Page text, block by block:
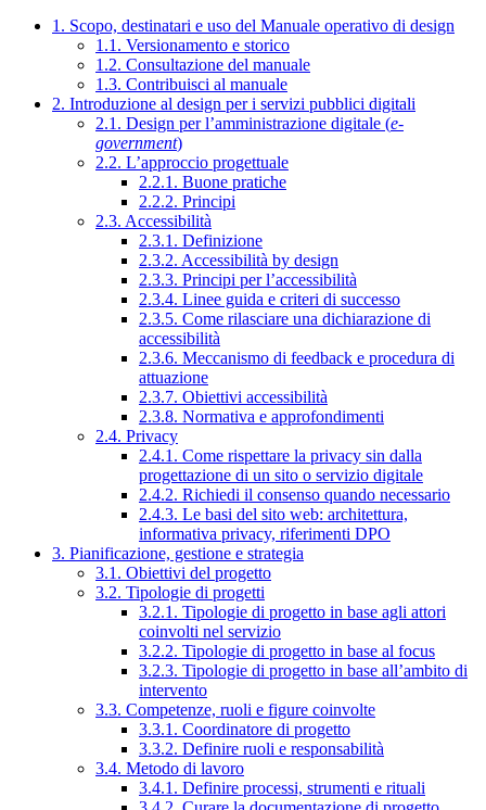
1. Scopo, destinatari e uso del Manuale operativo di design
1.1. Versionamento e storico
1.2. Consultazione del manuale
1.3. Contribuisci al manuale
2. Introduzione al design per i servizi pubblici digitali
2.1. Design per l’amministrazione digitale (e-
government)
2.2. L’approccio progettuale
2.2.1. Buone pratiche
2.2.2. Principi
2.3. Accessibilità
2.3.1. Definizione
2.3.2. Accessibilità by design
2.3.3. Principi per l’accessibilità
2.3.4. Linee guida e criteri di successo
2.3.5. Come rilasciare una dichiarazione di
accessibilità
2.3.6. Meccanismo di feedback e procedura di
attuazione
2.3.7. Obiettivi accessibilità
2.3.8. Normativa e approfondimenti
2.4. Privacy
2.4.1. Come rispettare la privacy sin dalla
progettazione di un sito o servizio digitale
2.4.2. Richiedi il consenso quando necessario
2.4.3. Le basi del sito web: architettura,
informativa privacy, riferimenti DPO
3. Pianificazione, gestione e strategia
3.1. Obiettivi del progetto
3.2. Tipologie di progetti
3.2.1. Tipologie di progetto in base agli attori
coinvolti nel servizio
3.2.2. Tipologie di progetto in base al focus
3.2.3. Tipologie di progetto in base all’ambito di
intervento
3.3. Competenze, ruoli e figure coinvolte
3.3.1. Coordinatore di progetto
3.3.2. Definire ruoli e responsabilità
3.4. Metodo di lavoro
3.4.1. Definire processi, strumenti e rituali